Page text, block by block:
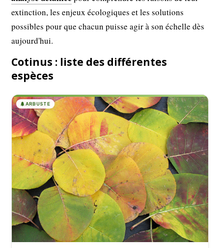
extinction, les enjeux écologiques et les solutions
possibles pour que chacun puisse agir à son échelle dès
aujourd'hui.
Cotinus : liste des différentes
espèces
🌲ARBUSTE